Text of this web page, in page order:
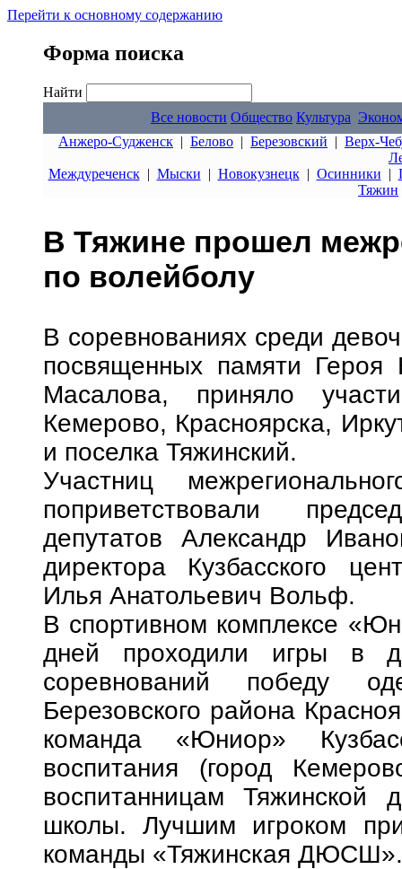
Перейти к основному содержанию
Форма поиска
Найти
Все новости Общество Культура
Анжеро-Судженск | Белово | Березовский | Верх-
Междуреченск| Мыски | Новокузнецк| Осинники |
Тяжин
В Тяжине прошел
по волейболу
В соревнованиях среди
посвященных памяти Героя
Масалова, приняло
Кемерово, Красноярска,
и поселка Тяжинский.
Участниц
поприветствовали
депутатов Александр
директора Кузбасского
Илья Анатольевич Вольф.
В спортивном комплексе
дней проходили игры в
соревнований победу
Березовского района
команда «Юниор»
воспитания (город
воспитанницам Тяжинской
школы. Лучшим игроком
команды «Тяжинская ДЮСШ».